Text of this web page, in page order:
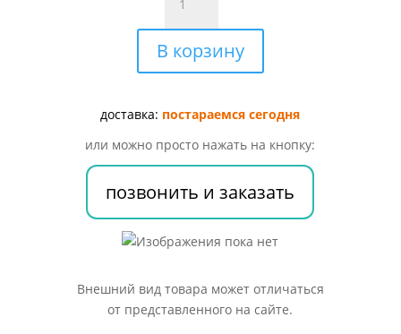
товара
Цеф
Од
капс.
№5
В корзину
доставка: постараемся сегодня
или можно просто нажать на кнопку:
позвонить и заказать
Внешний вид товара может отличаться
от представленного на сайте.